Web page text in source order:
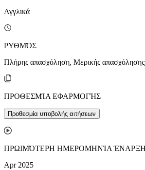
Αγγλικά
ΡΥΘΜΌΣ
Πλήρης απασχόληση, Μερικής απασχόλησης
ΠΡΟΘΕΣΜΊΑ ΕΦΑΡΜΟΓΉΣ
Προθεσμία υποβολής αιτήσεων
ΠΡΩΙΜΌΤΕΡΗ ΗΜΕΡΟΜΗΝΊΑ
Apr 2025